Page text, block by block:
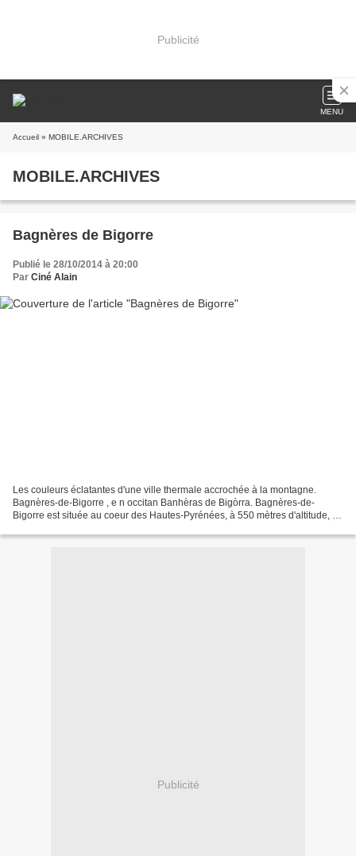
Publicité
MENU
Accueil » MOBILE.ARCHIVES
MOBILE.ARCHIVES
Bagnères de Bigorre
Publié le 28/10/2014 à 20:00
Par Ciné Alain
Les couleurs éclatantes d'une ville thermale accrochée à la montagne.
Bagnères-de-Bigorre , e n occitan Banhèras de Bigòrra. Bagnères-de-
Bigorre est située au coeur des Hautes-Pyrénées, à 550 mètres d'altitude, au
Publicité